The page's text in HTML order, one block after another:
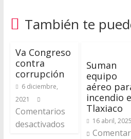
También te
Va Congreso
contra
corrupción
6 diciembre,
2021
Comentarios
desactivados
Suman
equipo
aéreo
incendio
Tlaxiaco
16 abril, 2025